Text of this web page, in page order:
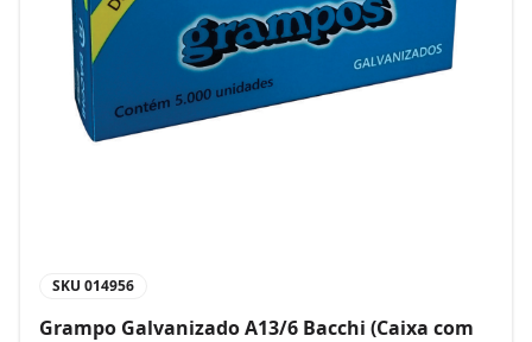
SKU 014956
Grampo Galvanizado A13/6 Bacchi (Caixa com